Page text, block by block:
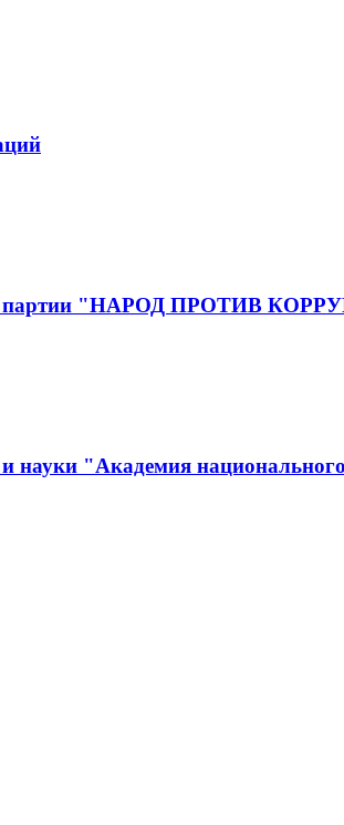
партии "НАРОД ПРОТИВ
науки "Академия